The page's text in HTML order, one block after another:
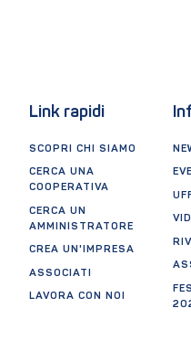
Link rapidi
SCOPRI CHI SIAMO
CERCA UNA
COOPERATIVA
CERCA UN
AMMINISTRATORE
CREA UN'IMPRESA
ASSOCIATI
LAVORA CON NOI